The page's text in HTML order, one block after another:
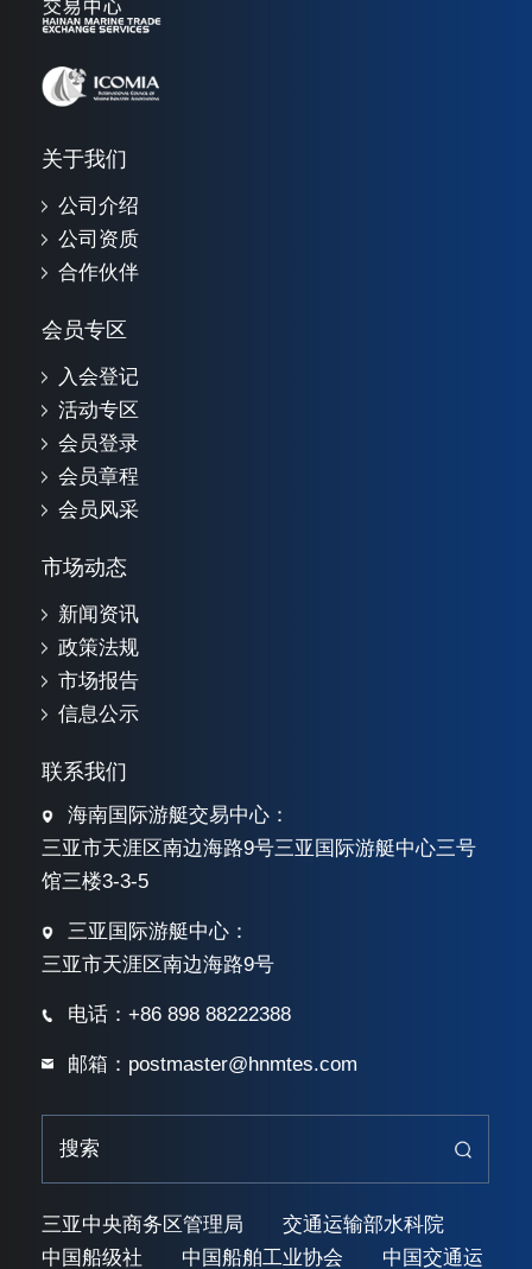
关于我们
公司介绍
公司资质
合作伙伴
会员专区
入会登记
活动专区
会员登录
会员章程
会员风采
市场动态
新闻资讯
政策法规
市场报告
信息公示
联系我们
海南国际游艇交易中心：
三亚市天涯区南边海路9号三亚国际游艇中心三号
馆三楼3-3-5
三亚国际游艇中心：
三亚市天涯区南边海路9号
电话：+86 898 88222388
邮箱：postmaster@hnmtes.com
三亚中央商务区管理局
交通运输部水科院
中国船级社
中国船舶工业协会 中国交通运